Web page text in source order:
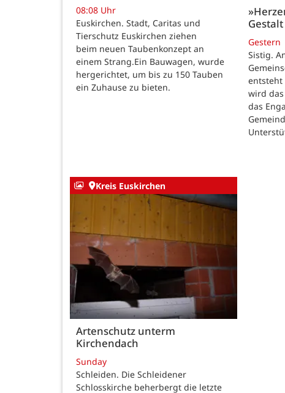
08:08 Uhr
Euskirchen. Stadt, Caritas und
Tierschutz Euskirchen ziehen
beim neuen Taubenkonzept an
einem Strang.Ein Bauwagen, wurde
hergerichtet, um bis zu 150 Tauben
ein Zuhause zu bieten.
Gestern
Sistig.
entsteht
wird
das
Kreis Euskirchen
Artenschutz unterm
Kirchendach
Sunday
Schleiden. Die Schleidener
Schlosskirche beherbergt die letzte